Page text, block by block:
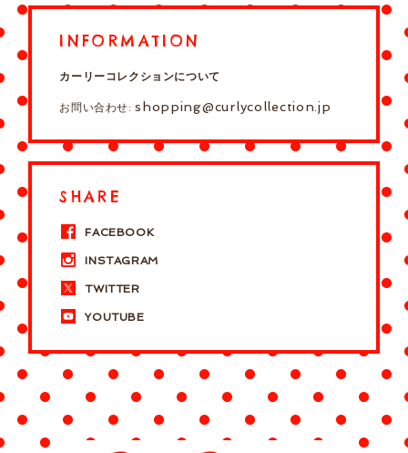
INFORMATION
カーリーコレクションについて
お問い合わせ:shopping@curlycollection.jp
SHARE
FACEBOOK
INSTAGRAM
TWITTER
YOUTUBE